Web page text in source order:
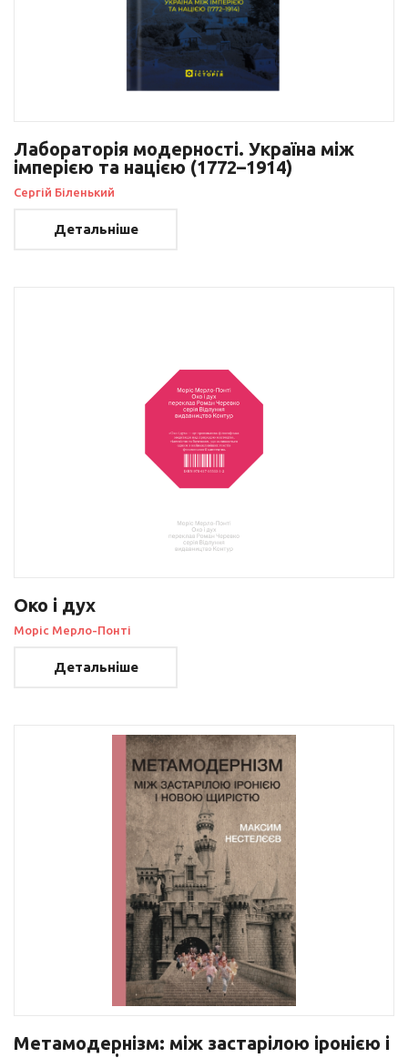
Лабораторія модерності. Україна між
імперією та нацією (1772–1914)
Сергій Біленький
Детальніше
Око і дух
Моріс Мерло-Понті
Детальніше
Метамодернізм: між застарілою іронією і